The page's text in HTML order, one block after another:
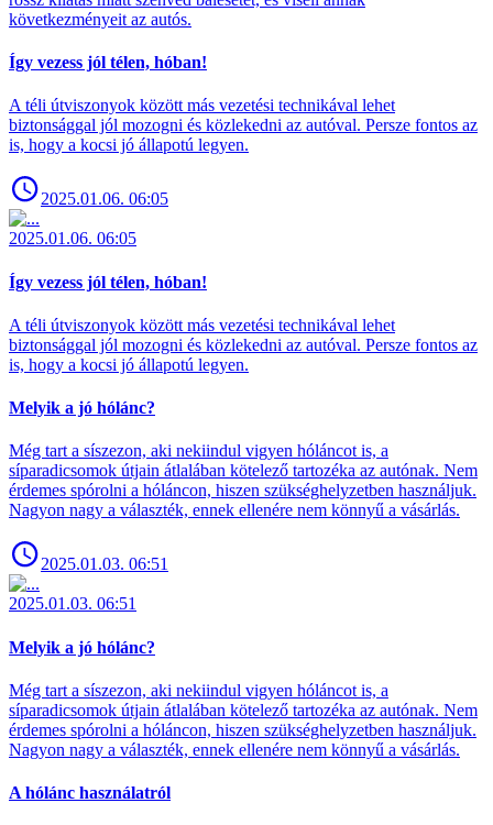
következményeit az autós.
Így vezess jól télen, hóban!
A téli útviszonyok között más vezetési technikával lehet
biztonsággal jól mozogni és közlekedni az autóval. Persze fontos az
is, hogy a kocsi jó állapotú legyen.
2025.01.06. 06:05
2025.01.06. 06:05
Így vezess jól télen, hóban!
A téli útviszonyok között más vezetési technikával lehet
biztonsággal jól mozogni és közlekedni az autóval. Persze fontos az
is, hogy a kocsi jó állapotú legyen.
Melyik a jó hólánc?
Még tart a síszezon, aki nekiindul vigyen hóláncot is, a
síparadicsomok útjain átlalában kötelező tartozéka az autónak. Nem
érdemes spórolni a hóláncon, hiszen szükséghelyzetben használjuk.
Nagyon nagy a választék, ennek ellenére nem könnyű a vásárlás.
2025.01.03. 06:51
2025.01.03. 06:51
Melyik a jó hólánc?
Még tart a síszezon, aki nekiindul vigyen hóláncot is, a
síparadicsomok útjain átlalában kötelező tartozéka az autónak. Nem
érdemes spórolni a hóláncon, hiszen szükséghelyzetben használjuk.
Nagyon nagy a választék, ennek ellenére nem könnyű a vásárlás.
A hólánc használatról